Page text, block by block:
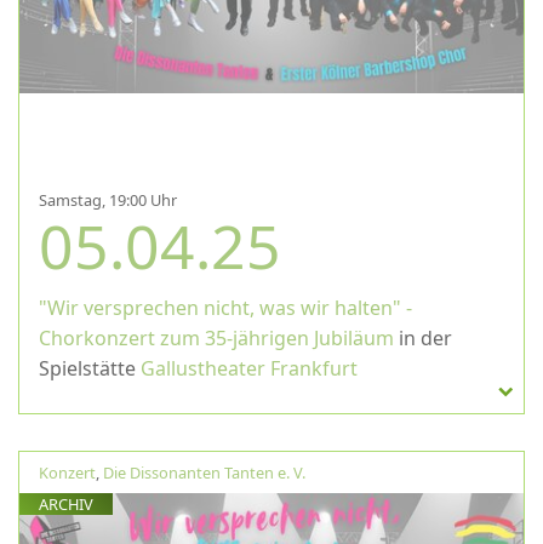
Samstag, 19:00 Uhr
05.04.25
"Wir versprechen nicht, was wir halten" -
Chorkonzert zum 35-jährigen Jubiläum in der
Spielstätte Gallustheater Frankfurt
Konzert, Die Dissonanten Tanten e. V.
ARCHIV